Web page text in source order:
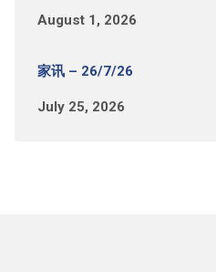
August 1, 2026
家讯 – 26/7/26
July 25, 2026